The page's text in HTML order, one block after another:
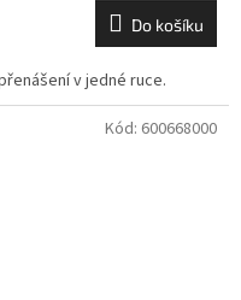
Do košíku
v jedné ruce.
Kód: 600668000